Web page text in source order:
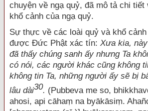
chuyện về ngạ quỷ, đã mô tả chi tiết
khổ cảnh của ngạ quỷ.
Sự thực về các loài quỷ và khổ
được Đức Phật xác tín: Xưa kia,
đã thấy chúng sanh ấy nhưng Ta
có nói, các người khác cũng không
không tin Ta, những người ấy sẽ bị
lâu dài30. (Pubbeva me so,
ahosi, api cāhaṃ na byākāsiṃ.